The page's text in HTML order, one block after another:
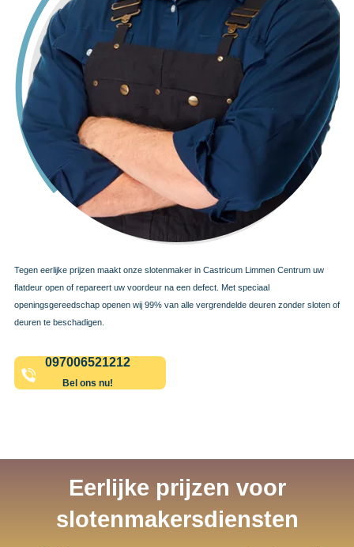
Tegen eerlijke prijzen maakt onze slotenmaker in Castricum Limmen Centrum uw
flatdeur open of repareert uw voordeur na een defect. Met speciaal
openingsgereedschap openen wij 99% van alle vergrendelde deuren zonder sloten of
deuren te beschadigen.
097006521212
Bel ons nu!
Eerlijke prijzen voor
slotenmakersdiensten